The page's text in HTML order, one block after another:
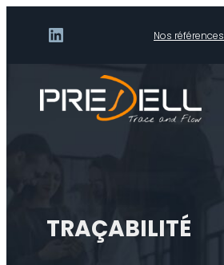
LinkedIn Nos références
TRAÇABILITÉ